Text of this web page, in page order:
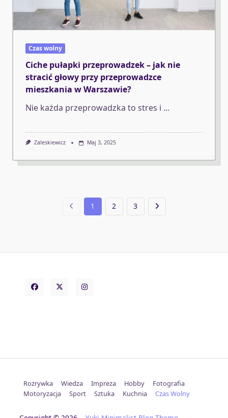
Czas wolny
Ciche pułapki przeprowadzek – jak nie
stracić głowy przy przeprowadzce
mieszkania w Warszawie?
Nie każda przeprowadzka to stres i ...
Zaleskiewicz Maj 3, 2025
1 2 3
Rozrywka Wiedza Impreza Hobby
Fotografia
Motoryzacja
Sport Sztuka Kuchnia Czas Wolny